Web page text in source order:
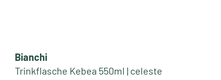
Bianchi
Trinkflasche Kebea 550ml | celeste